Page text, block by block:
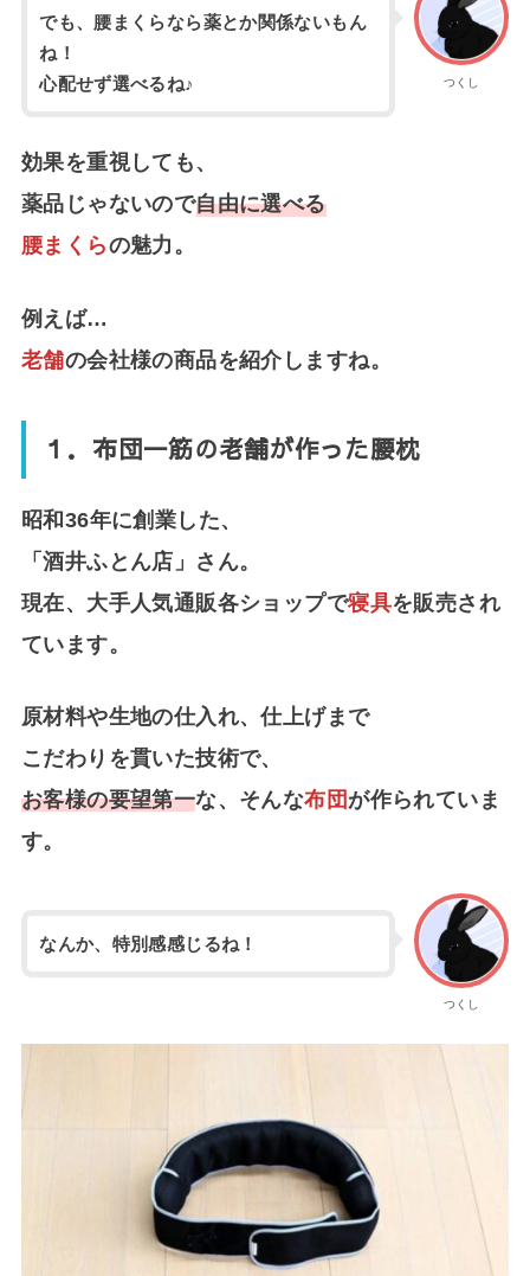
つくし
でも、腰まくらなら薬とか関係ないもん
ね！
心配せず選べるね♪
効果を重視しても、
薬品じゃないので自由に選べる
腰まくらの魅力。
例えば…
老舗の会社様の商品を紹介しますね。
１．布団一筋の老舗が作った腰枕
昭和36年に創業した、
「酒井ふとん店」さん。
現在、大手人気通販各ショップで寝具を販売され
ています。
原材料や生地の仕入れ、仕上げまで
こだわりを貫いた技術で、
お客様の要望第一な、そんな布団 が作られていま
す。
つくし
なんか、特別感感じるね！